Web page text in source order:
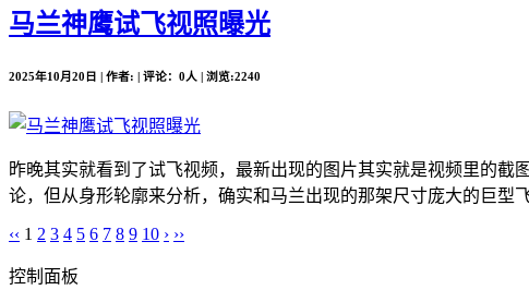
马兰神鹰试飞视照曝光
2025年10月20日 | 作者: | 评论：0人 | 浏览:2240
昨晚其实就看到了试飞视频，最新出现的图片其实就是视频里的
论，但从身形轮廓来分析，确实和马兰出现的那架尺寸庞大的巨型
‹‹ 1 2 3 4 5 6 7 8 9 10 › ››
控制面板